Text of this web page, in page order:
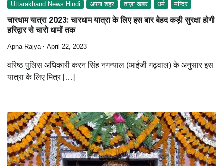
Uttarakhand News Hindi अपना शहर ताज़ा ख़बर धर्म मन्दिर
चारधाम यात्रा 2023: चारधाम यात्रा के लिए इस बार बेहद कड़ी सुरक्षा होगी
हरिद्वार से चारो धामों तक
Apna Rajya April 22, 2023
वरिष्ठ पुलिस अधिकारी करन सिंह नगन्याल (आईजी गढ़वाल) के अनुसार इस
यात्रा के लिए मित्र […]